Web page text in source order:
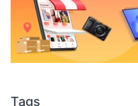
Tags